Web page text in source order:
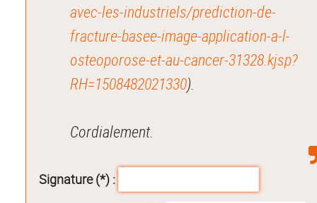
avec-les-industriels/prediction-de-
fracture-basee-image-application-a-l-
osteoporose-et-au-cancer-31328.kjsp?
RH=1508482021330).
Cordialement.
Signature (*) :